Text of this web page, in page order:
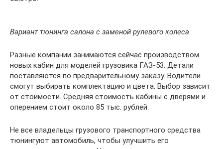
Вариант тюнинга салона с заменой рулевого колеса
Разные компании занимаются сейчас производством
новых кабин для моделей грузовика ГАЗ-53. Детали
поставляются по предварительному заказу. Водители
смогут выбирать комплектацию и цвета. Выбор зависит
от стоимости. Средняя стоимость кабины с дверями и
оперением стоит около 85 тыс. рублей.
Не все владельцы грузового транспортного средства
тюнингуют автомобиль, чтобы улучшить его